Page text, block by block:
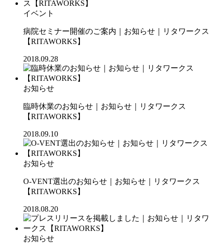
イベント
病院セミナー開催のご案内｜お知らせ｜リタワークス
【RITAWORKS】
2018.09.28
お知らせ
臨時休業のお知らせ｜お知らせ｜リタワークス
【RITAWORKS】
2018.09.10
お知らせ
O-VENT選出のお知らせ｜お知らせ｜リタワークス
【RITAWORKS】
2018.08.20
お知らせ